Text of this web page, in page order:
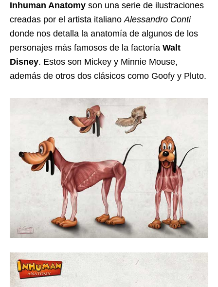
Inhuman Anatomy son una serie de ilustraciones
creadas por el artista italianoAlessandro Conti
donde nos detalla la anatomía de algunos de los
personajes más famosos de la factoría Walt
Disney. Estos son Mickey y Minnie Mouse,
además de otros dos clásicos como Goofy y Pluto.